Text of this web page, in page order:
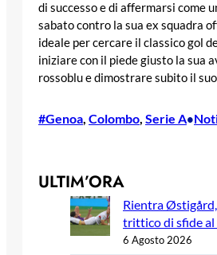
di successo e di affermarsi come
sabato contro la sua ex squadra
ideale per cercare il classico gol
iniziare con il piede giusto la sua
rossoblu e dimostrare subito il
#Genoa, Colombo, Serie A•
ULTIM’ORA
Rientra
trittico di sfide al
6 Agosto 2026